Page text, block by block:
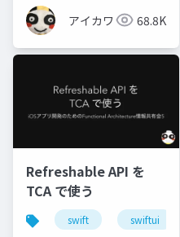
アイカワ 68.8K
Refreshable API を
TCA で使う
swift swiftui